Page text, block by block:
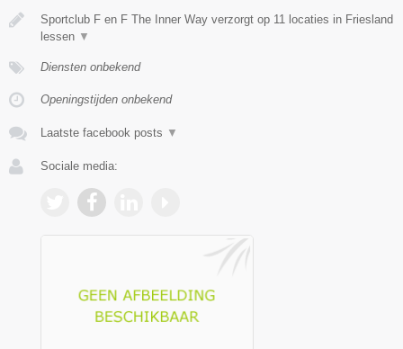
Sportclub F en F The Inner Way verzorgt op 11 locaties in Friesland
lessen ▼
Diensten onbekend
Openingstijden onbekend
Laatste facebook posts ▼
Sociale media: